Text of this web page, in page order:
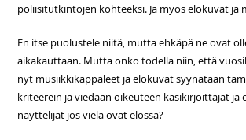
poliisitutkintojen kohteeksi. Ja myös elokuvat ja
En itse puolustele niitä, mutta ehkäpä ne ovat
aikakauttaan. Mutta onko todella niin, että
nyt musiikkikappaleet ja elokuvat syynätään
kriteerein ja viedään oikeuteen käsikirjoittajat ja
näyttelijät jos vielä ovat elossa?